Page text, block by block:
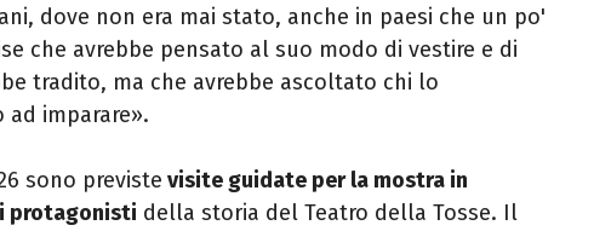
dove non era mai stato, anche in paesi che un po'
che avrebbe pensato al suo modo di vestire e di
tradito, ma che avrebbe ascoltato chi lo
ad imparare».
sono previste visite guidate per la mostra in
protagonisti della storia del Teatro della Tosse. Il